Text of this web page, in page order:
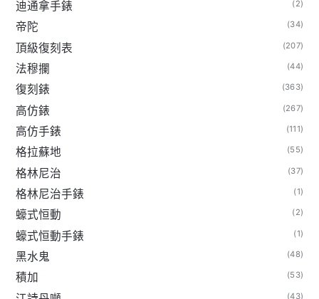
迪通拿手錶 (2)
帝陀 (34)
頂級復刻表 (207)
法穆攔 (44)
復刻錶 (363)
高仿錶 (267)
高仿手錶 (111)
格拉蘇地 (55)
格林尼治 (37)
格林尼治手錶 (1)
蠔式恒動 (2)
蠔式恒動手錶 (1)
黑水鬼 (48)
積加 (53)
(43)